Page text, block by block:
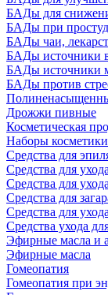
БАДы для
БАДы при
БАДы чаи,
БАДы источники
БАДы источники
БАДы против
Дрожжи пивные
Косметическая
Наборы косметики
Средства для
Средства для
Средства для
Средства для
Средства для
Средства ухода
Эфирные масла и
Эфирные масла
Гомеопатия
Гомеопатия при